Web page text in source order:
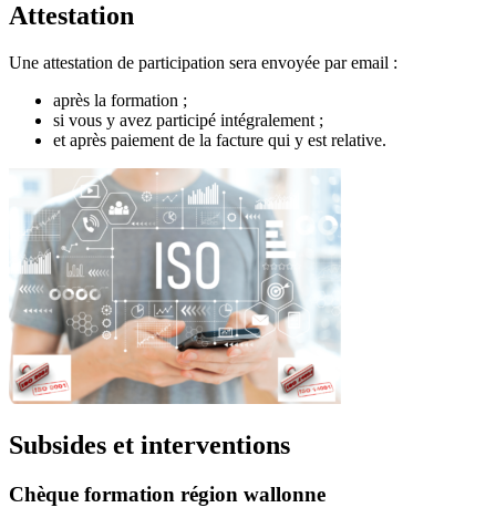
Attestation
Une attestation de participation sera envoyée par email :
après la formation ;
si vous y avez participé intégralement ;
et après paiement de la facture qui y est relative.
Subsides et interventions
Chèque formation région wallonne